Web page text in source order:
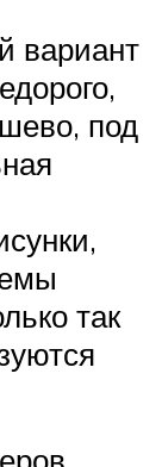
вариант
под
так